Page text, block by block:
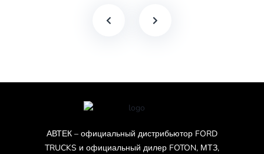
АВТЕК – официальный дистрибьютор FORD
TRUCKS и официальный дилер FOTON, МТЗ,